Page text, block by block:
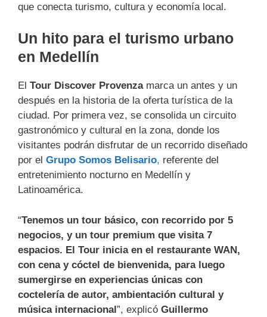
que conecta turismo, cultura y economía local.
Un hito para el turismo urbano
en Medellín
El Tour Discover Provenzamarca un antes y un
después en la historia de la oferta turística de la
ciudad. Por primera vez, se consolida un circuito
gastronómico y cultural en la zona, donde los
visitantes podrán disfrutar de un recorrido diseñado
por el Grupo Somos Belisario, referente del
entretenimiento nocturno en Medellín y
Latinoamérica.
“Tenemos un tour básico, con recorrido por 5
negocios, y un tour premium que visita 7
espacios. El Tour inicia en el restaurante WAN,
con cena y cóctel de bienvenida, para luego
sumergirse en experiencias únicas con
coctelería de autor, ambientación cultural y
música internacional”, explicó Guillermo